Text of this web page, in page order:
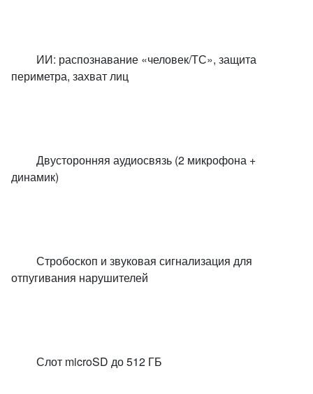
ИИ: распознавание «человек/ТС», защита
периметра, захват лиц
Двусторонняя аудиосвязь (2 микрофона +
динамик)
Стробоскоп и звуковая сигнализация для
отпугивания нарушителей
Слот microSD до 512 ГБ